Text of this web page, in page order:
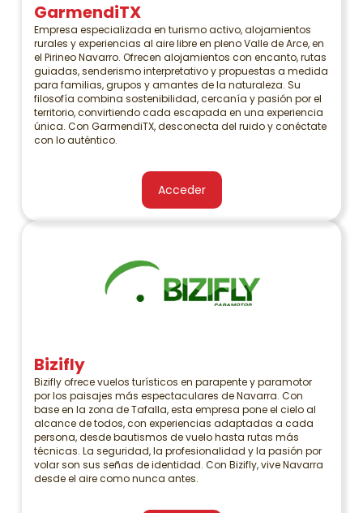
GarmendiTX
Empresa especializada en turismo activo, alojamientos
rurales y experiencias al aire libre en pleno Valle de Arce, en
el Pirineo Navarro. Ofrecen alojamientos con encanto, rutas
guiadas, senderismo interpretativo y propuestas a medida
para familias, grupos y amantes de la naturaleza. Su
filosofía combina sostenibilidad, cercanía y pasión por el
territorio, convirtiendo cada escapada en una experiencia
única. Con GarmendiTX, desconecta del ruido y conéctate
con lo auténtico.
Acceder
Bizifly
Bizifly ofrece vuelos turísticos en parapente y paramotor
por los paisajes más espectaculares de Navarra. Con
base en la zona de Tafalla, esta empresa pone el cielo al
alcance de todos, con experiencias adaptadas a cada
persona, desde bautismos de vuelo hasta rutas más
técnicas. La seguridad, la profesionalidad y la pasión por
volar son sus señas de identidad. Con Bizifly, vive Navarra
desde el aire como nunca antes.